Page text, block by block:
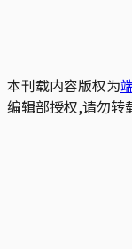
本刊载内容版权为
编辑部授权,请勿转